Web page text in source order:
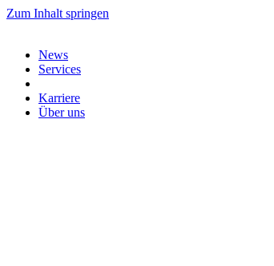
Zum Inhalt springen
News
Services
Karriere
Über uns